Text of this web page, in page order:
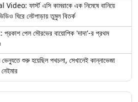
ফার্স্ট এসি কামরাকে এক নিমেষে বানিয়ে
ঘিরে নেটপাড়ায় তুমুল বিতর্ক
পেল সৌরভের বায়োপিক 'দাদা'-র প্রথম
শুরু হয়েছিল পথচলা, সেখানেই কান্নাভেজা